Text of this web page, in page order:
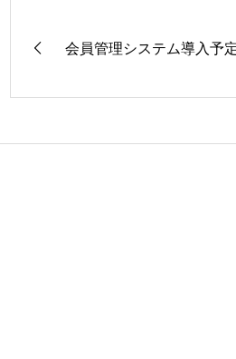
会員管理システム導入予